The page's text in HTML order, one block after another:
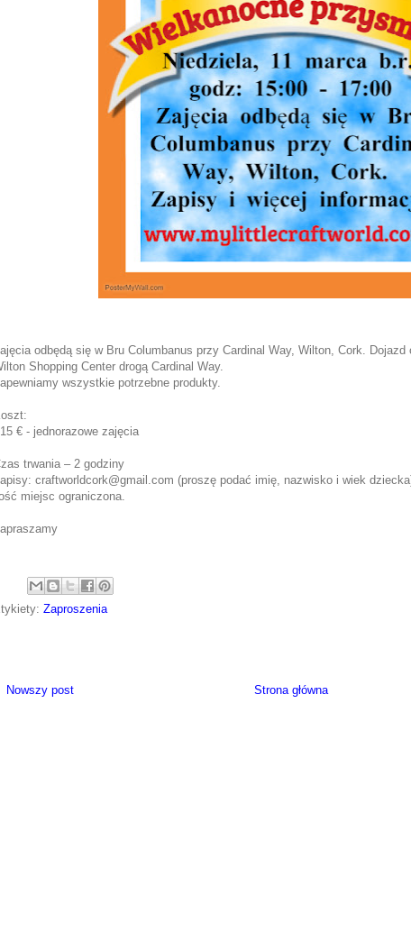
odbędą się w Bru Columbanus przy Cardinal Way, Wilton, Cork.
Shopping Center drogą Cardinal Way.
wszystkie potrzebne produkty.
€ - jednorazowe zajęcia
trwania – 2 godziny
craftworldcork@gmail.com (proszę podać imię, nazwisko i wiek
miejsc ograniczona.
Zaproszenia
Nowszy post Strona główna